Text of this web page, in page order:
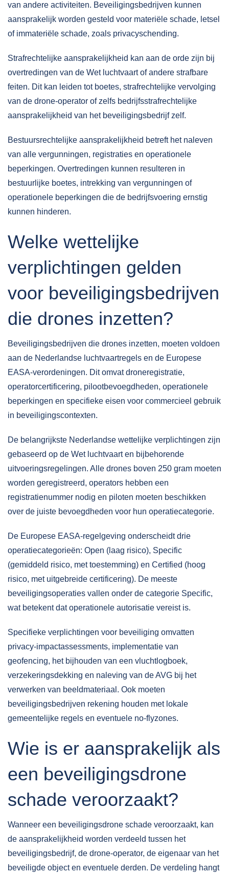
van andere activiteiten. Beveiligingsbedrijven kunnen
aansprakelijk worden gesteld voor materiële schade, letsel
of immateriële schade, zoals privacyschending.
Strafrechtelijke aansprakelijkheid kan aan de orde zijn bij
overtredingen van de Wet luchtvaart of andere strafbare
feiten. Dit kan leiden tot boetes, strafrechtelijke vervolging
van de drone-operator of zelfs bedrijfsstrafrechtelijke
aansprakelijkheid van het beveiligingsbedrijf zelf.
Bestuursrechtelijke aansprakelijkheid betreft het naleven
van alle vergunningen, registraties en operationele
beperkingen. Overtredingen kunnen resulteren in
bestuurlijke boetes, intrekking van vergunningen of
operationele beperkingen die de bedrijfsvoering ernstig
kunnen hinderen.
Welke wettelijke
verplichtingen gelden
voor beveiligingsbedrijven
die drones inzetten?
Beveiligingsbedrijven die drones inzetten, moeten voldoen
aan de Nederlandse luchtvaartregels en de Europese
EASA-verordeningen. Dit omvat droneregistratie,
operatorcertificering, pilootbevoegdheden, operationele
beperkingen en specifieke eisen voor commercieel gebruik
in beveiligingscontexten.
De belangrijkste Nederlandse wettelijke verplichtingen zijn
gebaseerd op de Wet luchtvaart en bijbehorende
uitvoeringsregelingen. Alle drones boven 250 gram moeten
worden geregistreerd, operators hebben een
registratienummer nodig en piloten moeten beschikken
over de juiste bevoegdheden voor hun operatiecategorie.
De Europese EASA-regelgeving onderscheidt drie
operatiecategorieën: Open (laag risico), Specific
(gemiddeld risico, met toestemming) en Certified (hoog
risico, met uitgebreide certificering). De meeste
beveiligingsoperaties vallen onder de categorie Specific,
wat betekent dat operationele autorisatie vereist is.
Specifieke verplichtingen voor beveiliging omvatten
privacy-impactassessments, implementatie van
geofencing, het bijhouden van een vluchtlogboek,
verzekeringsdekking en naleving van de AVG bij het
verwerken van beeldmateriaal. Ook moeten
beveiligingsbedrijven rekening houden met lokale
gemeentelijke regels en eventuele no-flyzones.
Wie is er aansprakelijk als
een beveiligingsdrone
schade veroorzaakt?
Wanneer een beveiligingsdrone schade veroorzaakt, kan
de aansprakelijkheid worden verdeeld tussen het
beveiligingsbedrijf, de drone-operator, de eigenaar van het
beveiligde object en eventuele derden. De verdeling hangt